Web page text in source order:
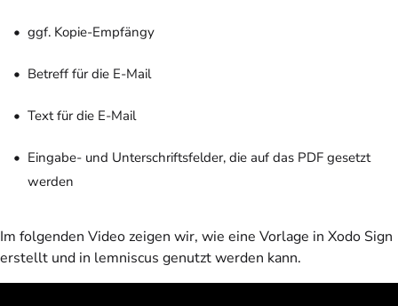
ggf. Kopie-Empfängy
Betreff für die E-Mail
Text für die E-Mail
Eingabe- und Unterschriftsfelder, die auf das PDF gesetzt
werden
Im folgenden Video zeigen wir, wie eine Vorlage in Xodo Sign
erstellt und in lemniscus genutzt werden kann.